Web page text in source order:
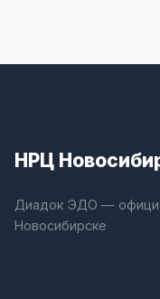
НРЦ
Диадок ЭДО —
Новосибирске